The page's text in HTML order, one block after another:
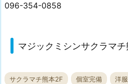
096-354-0858
マジックミシンサクラマ
サクラマチ熊本2F 個室完備 洋